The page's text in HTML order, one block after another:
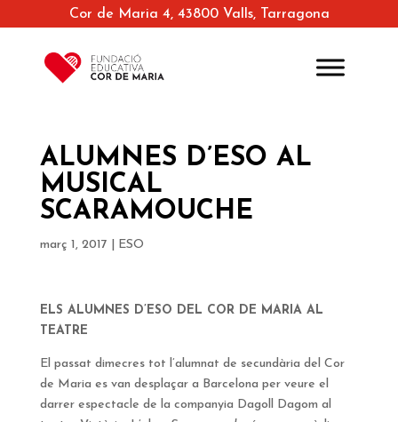
Cor de Maria 4, 43800 Valls, Tarragona
ALUMNES D’ESO AL
MUSICAL
SCARAMOUCHE
març 1, 2017 ESO
ELS ALUMNES D’ESO DEL COR DE MARIA AL
TEATRE
El passat dimecres tot l’alumnat de secundària del Cor
de Maria es van desplaçar a Barcelona per veure el
darrer espectacle de la companyia Dagoll Dagom al